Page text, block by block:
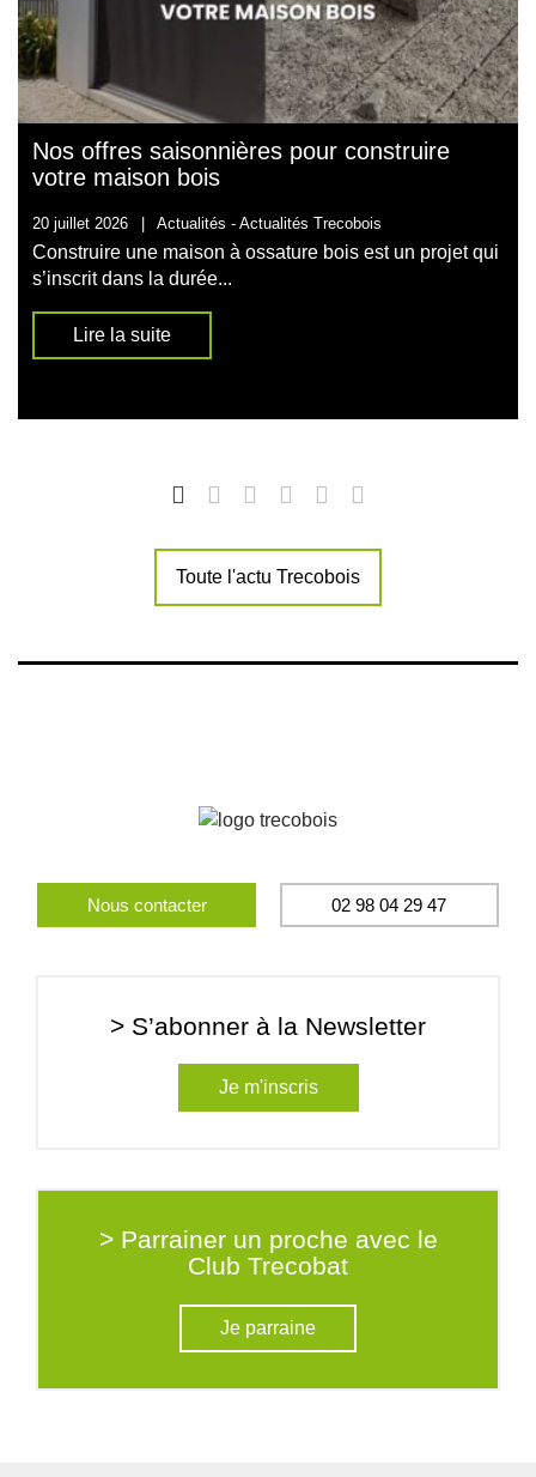
Nos offres saisonnières pour construire
votre maison bois
20 juillet 2026 | Actualités - Actualités Trecobois
Construire une maison à ossature bois est un projet qui
s’inscrit dans la durée...
Lire la suite
Toute l'actu Trecobois
Nous contacter 02 98 04 29 47
> S’abonner à la Newsletter
Je m'inscris
> Parrainer un proche avec le
Club Trecobat
Je parraine